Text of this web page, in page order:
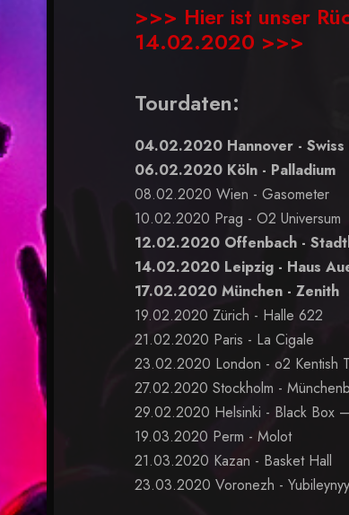
>>> Hier ist unser
14.02.2020 >>>
Tourdaten:
04.02.2020 Hannover - Swiss
06.02.2020 Köln - Palladium
08.02.2020 Wien - Gasometer
10.02.2020 Prag - O2 Universum
12.02.2020 Offenbach -
14.02.2020 Leipzig - Haus
17.02.2020 München - Zenith
19.02.2020 Zürich - Halle 622
21.02.2020 Paris - La Cigale
23.02.2020 London - o2 Kentish
27.02.2020 Stockholm -
29.02.2020 Helsinki - Black Box –
19.03.2020 Perm - Molot
21.03.2020 Kazan - Basket Hall
23.03.2020 Voronezh - Yubileynyy